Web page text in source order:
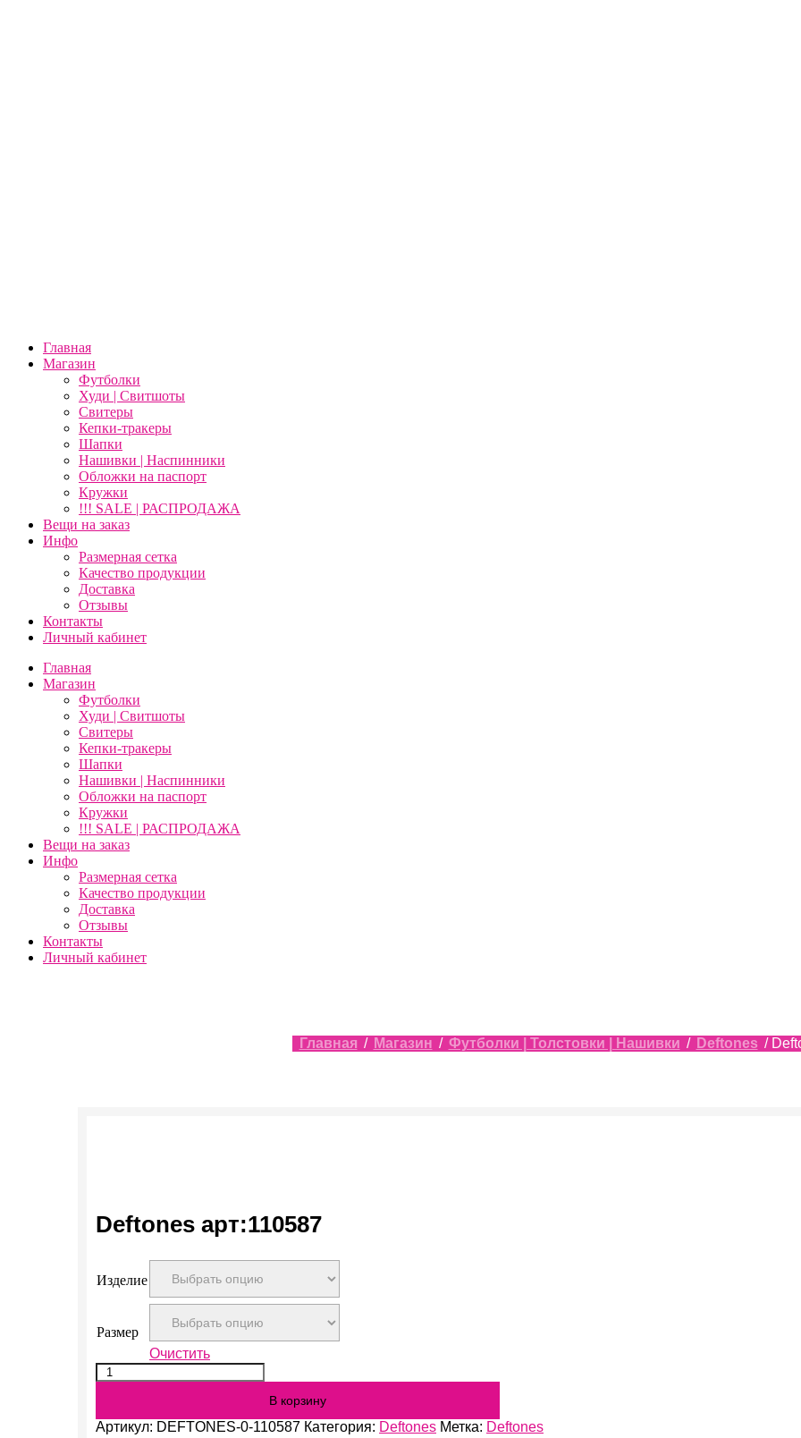
Главная
Магазин
Футболки
Худи | Свитшоты
Свитеры
Кепки-тракеры
Шапки
Нашивки | Наспинники
Обложки на паспорт
Кружки
!!! SALE | РАСПРОДАЖА
Вещи на заказ
Инфо
Размерная сетка
Качество продукции
Доставка
Отзывы
Контакты
Личный кабинет
Главная
Магазин
Футболки
Худи | Свитшоты
Свитеры
Кепки-тракеры
Шапки
Нашивки | Наспинники
Обложки на паспорт
Кружки
!!! SALE | РАСПРОДАЖА
Вещи на заказ
Инфо
Размерная сетка
Качество продукции
Доставка
Отзывы
Контакты
Личный кабинет
Главная / Магазин / Футболки | Толстовки | Нашивки / Deftones /
Deftones арт:110587
Изделие
Размер
Очистить
Количество
Deftones
В корзину
Артикул: DEFTONES-0-110587 Категория: Deftones Метка: Deftones